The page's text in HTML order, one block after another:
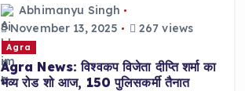
Abhimanyu Singh
November 13, 2025
267 views
Agra
Agra News: विश्वकप विजेता दीप्ति शर्मा का
भव्य रोड शो आज, 150 पुलिसकर्मी तैनात